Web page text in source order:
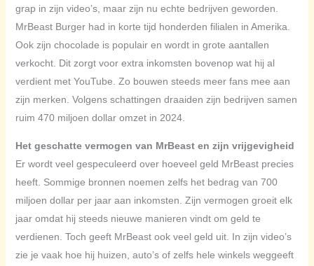
grap in zijn video’s, maar zijn nu echte bedrijven geworden.
MrBeast Burger had in korte tijd honderden filialen in Amerika.
Ook zijn chocolade is populair en wordt in grote aantallen
verkocht. Dit zorgt voor extra inkomsten bovenop wat hij al
verdient met YouTube. Zo bouwen steeds meer fans mee aan
zijn merken. Volgens schattingen draaiden zijn bedrijven samen
ruim 470 miljoen dollar omzet in 2024.
Het geschatte vermogen van MrBeast en zijn vrijgevigheid
Er wordt veel gespeculeerd over hoeveel geld MrBeast precies
heeft. Sommige bronnen noemen zelfs het bedrag van 700
miljoen dollar per jaar aan inkomsten. Zijn vermogen groeit elk
jaar omdat hij steeds nieuwe manieren vindt om geld te
verdienen. Toch geeft MrBeast ook veel geld uit. In zijn video’s
zie je vaak hoe hij huizen, auto’s of zelfs hele winkels weggeeft